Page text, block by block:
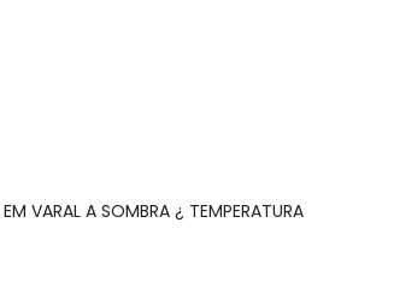
VARAL A SOMBRA ¿ TEMPERATURA